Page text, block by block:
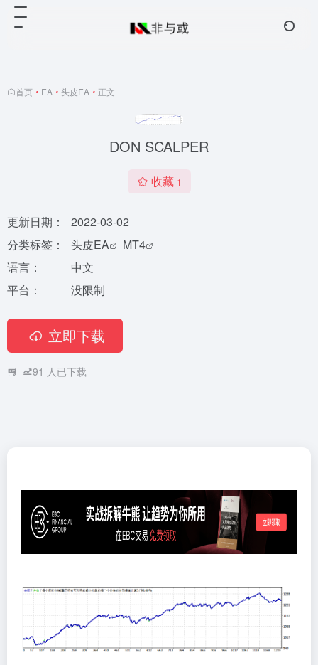
首页 • EA • 头皮EA • 正文
DON SCALPER
收藏 1
更新日期：
2022-03-02
分类标签：
头皮EA
MT4
语言：
中文
平台：
没限制
立即下载
91 人已下载